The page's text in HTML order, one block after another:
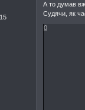
А то думав
Судячи, як
0